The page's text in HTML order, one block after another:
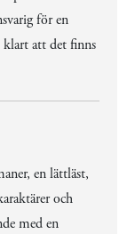
för en
klart att det finns
en lättläst,
och
med en